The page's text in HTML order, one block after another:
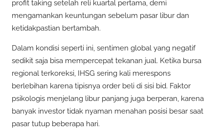
profit taking setelah reli kuartal pertama, demi
mengamankan keuntungan sebelum pasar libur dan
ketidakpastian bertambah.
Dalam kondisi seperti ini, sentimen global yang negatif
sedikit saja bisa mempercepat tekanan jual. Ketika bursa
regional terkoreksi, IHSG sering kali merespons
berlebihan karena tipisnya order beli di sisi bid. Faktor
psikologis menjelang libur panjang juga berperan, karena
banyak investor tidak nyaman menahan posisi besar saat
pasar tutup beberapa hari.